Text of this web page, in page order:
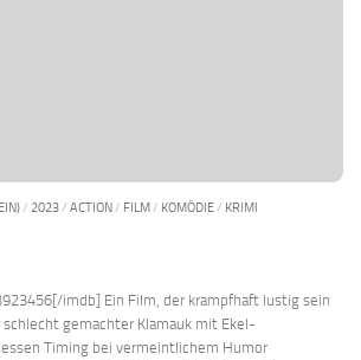
/ 2023/ ACTION/ FILM/ KOMÖDIE/ KRIMI
imdb] Ein Film, der krampfhaft lustig sein
gemachter Klamauk mit Ekel-
Timing bei vermeintlichem Humor